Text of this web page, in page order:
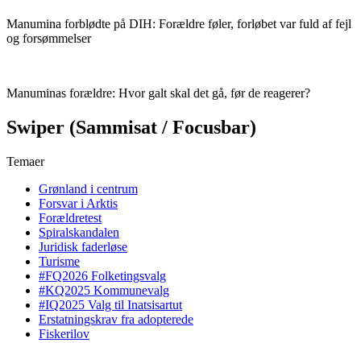
Manumina forblødte på DIH: Forældre føler, forløbet var fuld af fejl
og forsømmelser
Manuminas forældre: Hvor galt skal det gå, før de reagerer?
Swiper (Sammisat / Focusbar)
Temaer
Grønland i centrum
Forsvar i Arktis
Forældretest
Spiralskandalen
Juridisk faderløse
Turisme
#FQ2026 Folketingsvalg
#KQ2025 Kommunevalg
#IQ2025 Valg til Inatsisartut
Erstatningskrav fra adopterede
Fiskerilov